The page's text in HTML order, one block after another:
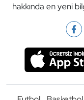
hakkında en yeni